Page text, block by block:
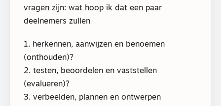
vragen zijn: wat hoop ik dat een paar
deelnemers zullen
1. herkennen, aanwijzen en benoemen
(onthouden)?
2. testen, beoordelen en vaststellen
(evalueren)?
3. verbeelden, plannen en ontwerpen